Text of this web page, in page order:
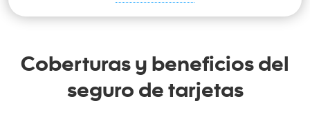
Coberturas y beneficios del
seguro de tarjetas